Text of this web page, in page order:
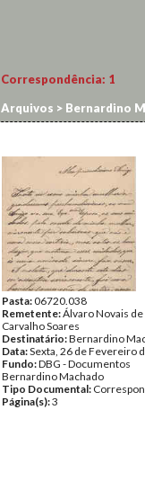
Correspondência: 1
Arquivos > Bernardino
Pasta:06720.038
Remetente:Álvaro Novais de
Carvalho Soares
Destinatário:Bernardino
Data:Sexta, 26 de Fevereiro
Fundo:DBG - Documentos
Bernardino Machado
Tipo Documental:
Página(s):3